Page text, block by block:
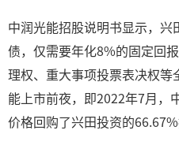
中润光能招股说明书显示，
债，仅需要年化8%的固定回
理权、重大事项投票表决权
能上市前夜，即2022年7月，
价格回购了兴田投资的66.67%